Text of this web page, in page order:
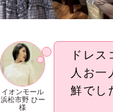
イオンモール
浜松市野 ひー
様
ドレ
人お一
鮮でし